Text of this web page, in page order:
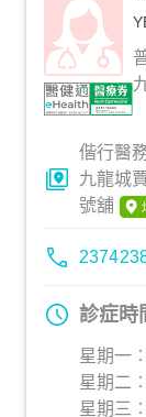
偕行醫
九龍城
號舖
診症時
星期一
星期二
星期三